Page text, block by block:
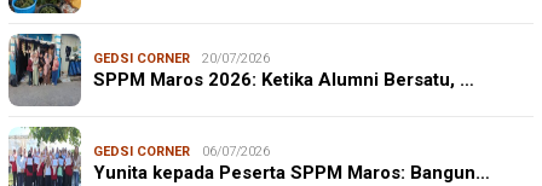
GEDSI CORNER 20/07/2026
SPPM Maros 2026: Ketika Alumni Bersatu, …
GEDSI CORNER 06/07/2026
Yunita kepada Peserta SPPM Maros: Bangun…